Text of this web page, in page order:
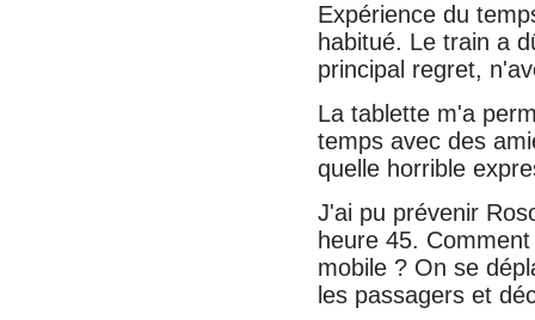
Expérience du
habitué. Le train a
principal regret,
La tablette m'a
temps avec des
quelle horrible
J'ai pu prévenir
heure 45.
mobile ? On se
les passagers et